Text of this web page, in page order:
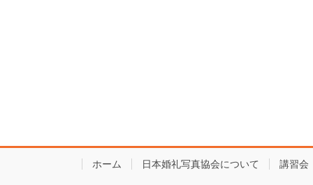
ホーム 日本婚礼写真協会について 講習会